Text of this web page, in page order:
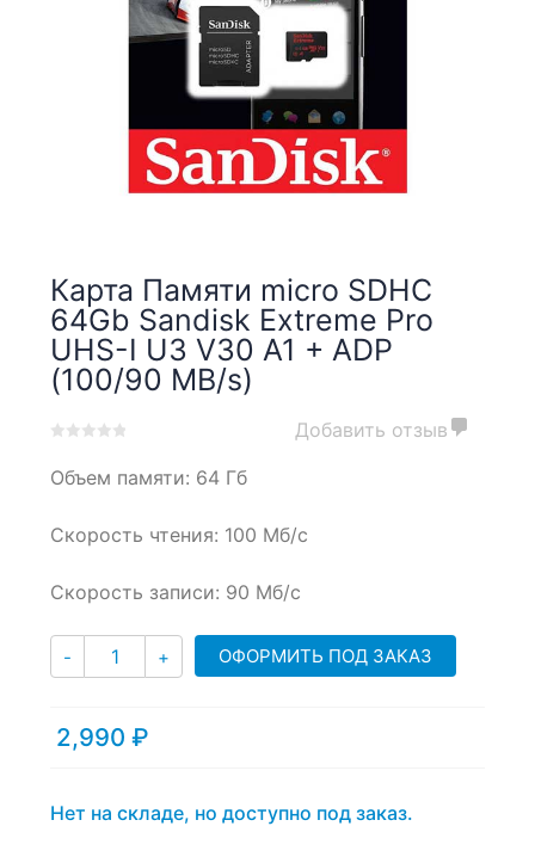
Карта Памяти micro SDHC
64Gb Sandisk Extreme Pro
UHS-I U3 V30 A1 + ADP
(100/90 MB/s)
out
on
ratings
Добавить отзыв
Объем памяти: 64 Гб
Скорость чтения: 100 Мб/с
Скорость записи: 90 Мб/с
- Количество
+ ОФОРМИТЬ ПОД ЗАКАЗ
2,990 ₽
Нет на складе, но доступно под заказ.